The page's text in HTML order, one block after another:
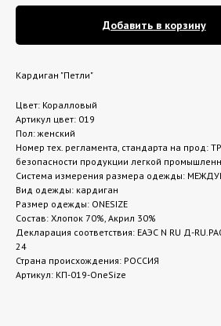
Добавить в корзину
Кардиган "Петли"
Цвет: Коралловый
Артикул цвет: 019
Пол: женский
Номер тех. регламента, стандарта на прод:
безопасности продукции легкой
Система измерения размера одежды:
Вид одежды: кардиган
Размер одежды: ONESIZE
Состав: Хлопок 70%, Акрил 30%
Декларация соответствия: ЕАЭС N RU Д-
24
Страна происхождения: РОССИЯ
Артикул: КП-019-OneSize